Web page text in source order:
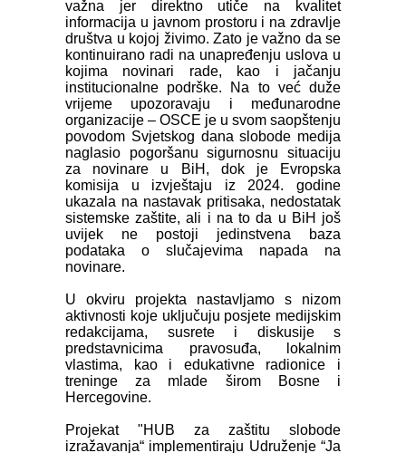
važna jer direktno utiče na kvalitet
informacija u javnom prostoru i na zdravlje
društva u kojoj živimo. Zato je važno da se
kontinuirano radi na unapređenju uslova u
kojima novinari rade, kao i jačanju
institucionalne podrške. Na to već duže
vrijeme upozoravaju i međunarodne
organizacije – OSCE je u svom saopštenju
povodom Svjetskog dana slobode medija
naglasio pogoršanu sigurnosnu situaciju
za novinare u BiH, dok je Evropska
komisija u izvještaju iz 2024. godine
ukazala na nastavak pritisaka, nedostatak
sistemske zaštite, ali i na to da u BiH još
uvijek ne postoji jedinstvena baza
podataka o slučajevima napada na
novinare.
U okviru projekta nastavljamo s nizom
aktivnosti koje uključuju posjete medijskim
redakcijama, susrete i diskusije s
predstavnicima pravosuđa, lokalnim
vlastima, kao i edukativne radionice i
treninge za mlade širom Bosne i
Hercegovine.
Projekat "HUB za zaštitu slobode
izražavanja“ implementiraju Udruženje “Ja